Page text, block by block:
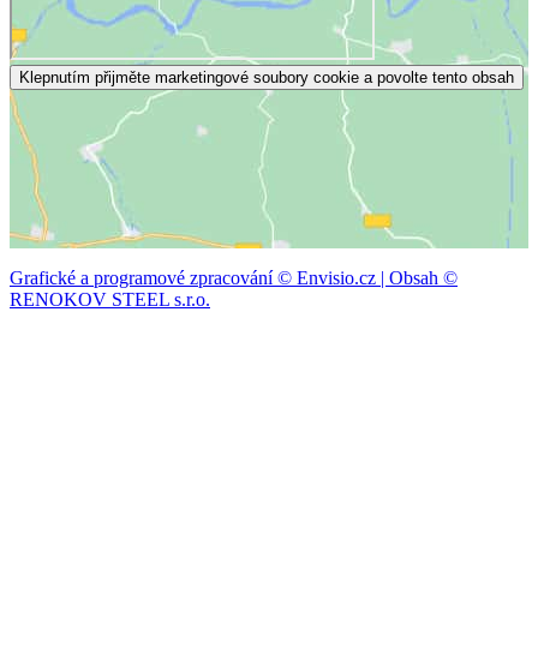
Klepnutím přijměte marketingové soubory cookie a povolte tento obsah
Grafické a programové zpracování © Envisio.cz | Obsah ©
RENOKOV STEEL s.r.o.